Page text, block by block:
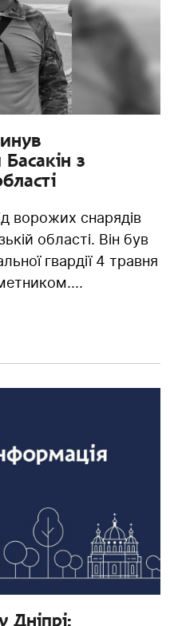
Басакін з
ворожих снарядів
області. Він був
гвардії 4 травня
Дніпрі: